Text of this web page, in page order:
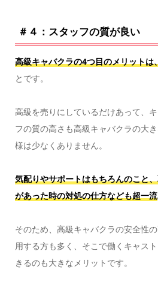
＃４：スタッフの質が良い
高級キャバクラの4つ目のメリットは
とです。
高級を売りにしているだけあって、
フの質の高さも高級キャバクラの大
様は少なくありません。
気配りやサポートはもちろんのこと
があった時の対処の仕方なども超一流
そのため、高級キャバクラの安全性
用する方も多く、そこで働くキャス
きるのも大きなメリットです。